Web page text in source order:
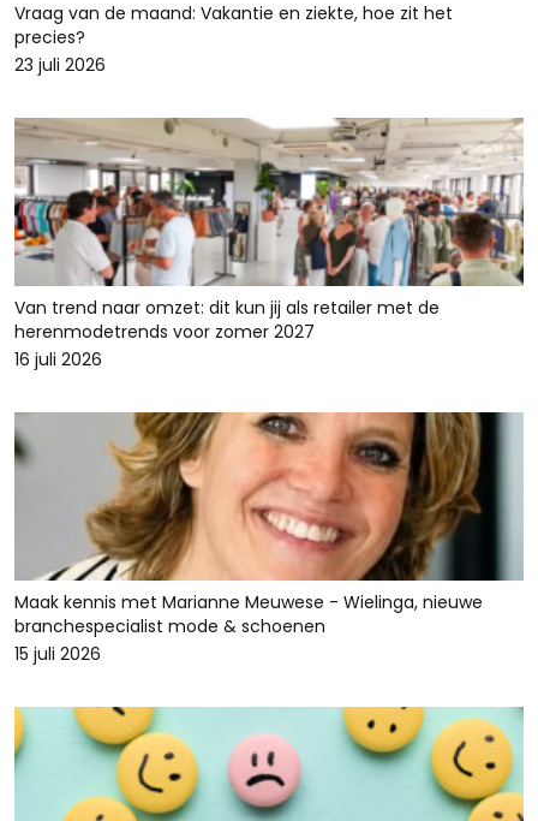
Vraag van de maand: Vakantie en ziekte, hoe zit het
precies?
23 juli 2026
Van trend naar omzet: dit kun jij als retailer met de
herenmodetrends voor zomer 2027
16 juli 2026
Maak kennis met Marianne Meuwese - Wielinga, nieuwe
branchespecialist mode & schoenen
15 juli 2026